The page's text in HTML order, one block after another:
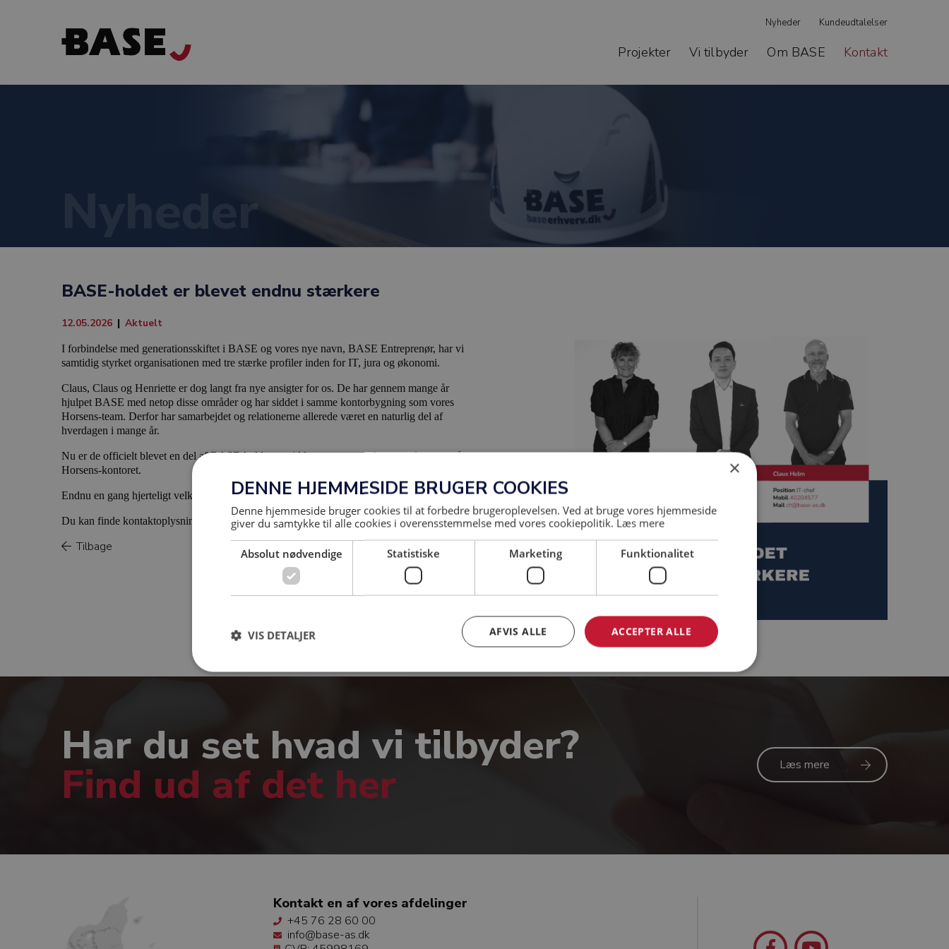
Nyheder Kundeudtalelser
Projekter Vi tilbyder Om BASE Kontakt
Nyheder
BASE-holdet er blevet endnu stærkere
12.05.2026 | Aktuelt
I forbindelse med generationsskiftet i BASE og vores nye navn, BASE Entreprenør, har vi
samtidig styrket organisationen med tre stærke profiler inden for IT, jura og økonomi.
Claus, Claus og Henriette er dog langt fra nye ansigter for os. De har gennem mange år
hjulpet BASE med netop disse områder og har siddet i samme kontorbygning som vores
Horsens-team. Derfor har samarbejdet og relationerne allerede været en naturlig del af
hverdagen i mange år.
Nu er de officielt blevet en del af BASE-holdet og sidder sammen med resten af teamet på
Horsens-kontoret.
Endnu en gang hjerteligt velkommen til alle tre – vi er glade for at have jer med på holdet!
Du kan finde kontaktoplysninger på hele teamet her:https://base-as.dk/p/kontakt
Tilbage
Har du set hvad vi tilbyder?
Find ud af det her Læs mere
Kontakt en af vores afdelinger
+45 76 28 60 00
info@base-as.dk
×
DENNE HJEMMESIDE BRUGER COOKIES
Denne hjemmeside bruger cookies til at forbedre brugeroplevelsen. Ved at bruge vores hjemmeside
giver du samtykke til alle cookies i overensstemmelse med vores cookiepolitik. Læs mere
Absolut nødvendige Statistiske Marketing Funktionalitet
ACCEPTER ALLE
AFVIS ALLE
VIS DETALJER